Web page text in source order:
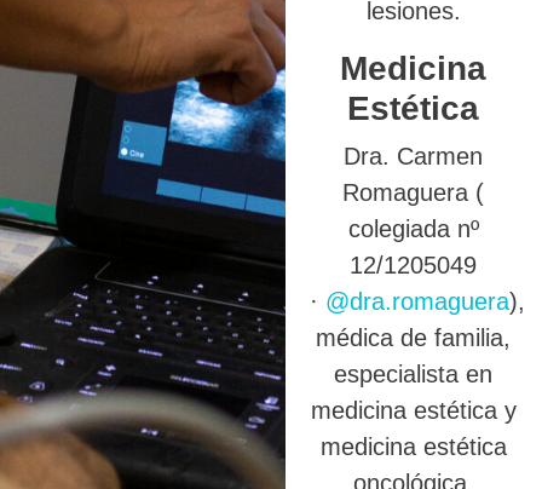
lesiones.
Medicina
Estética
Dra. Carmen
Romaguera (
colegiada nº
12/1205049
· @dra.romaguera),
médica de familia,
especialista en
medicina estética y
medicina estética
oncológica.